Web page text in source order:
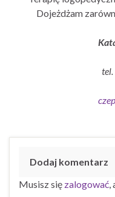
Dojeżdżam
Dodaj komentarz
Musisz się zalogować